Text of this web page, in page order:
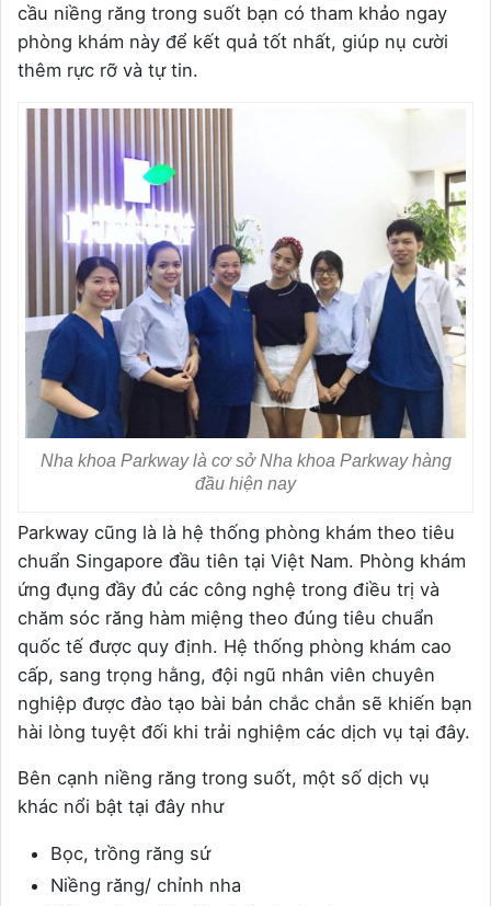
cầu niềng răng trong suốt bạn có tham khảo ngay
phòng khám này để kết quả tốt nhất, giúp nụ cười
thêm rực rỡ và tự tin.
Nha khoa Parkway là cơ sở Nha khoa Parkway hàng
đầu hiện nay
Parkway cũng là là hệ thống phòng khám theo tiêu
chuẩn Singapore đầu tiên tại Việt Nam. Phòng khám
ứng đụng đầy đủ các công nghệ trong điều trị và
chăm sóc răng hàm miệng theo đúng tiêu chuẩn
quốc tế được quy định. Hệ thống phòng khám cao
cấp, sang trọng hằng, đội ngũ nhân viên chuyên
nghiệp được đào tạo bài bản chắc chắn sẽ khiến bạn
hài lòng tuyệt đối khi trải nghiệm các dịch vụ tại đây.
Bên cạnh niềng răng trong suốt, một số dịch vụ
khác nổi bật tại đây như
Bọc, trồng răng sứ
Niềng răng/ chỉnh nha